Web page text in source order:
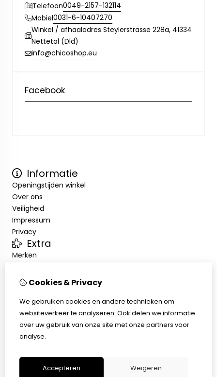
Telefoon0049-2157-132114
Mobiel0031-6-10407270
Winkel / afhaaladres Steylerstrasse 228a, 41334
Nettetal (Dld)
info@chicoshop.eu
Facebook
Informatie
Openingstijden winkel
Over ons
Veiligheid
Impressum
Privacy
Extra
Merken
Klantenservice
Sitemap
Afhalen
Algemene voorwaarden
Herroepingsrecht
Cookies & Privacy
We gebruiken cookies en andere technieken om
websiteverkeer te analyseren. Ook delen we informatie
over uw gebruik van onze site met onze partners voor
analyse.
Accepteren Weigeren